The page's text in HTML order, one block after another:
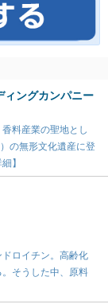
ィングカンパニー
料産業の聖地とし
の無形文化遺産に登
】
ロイチン。高齢化
そうした中、原料